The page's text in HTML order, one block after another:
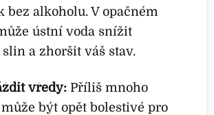
bez alkoholu. V opačném
ústní voda snížit
a zhoršit váš stav.
vředy:Příliš mnoho
být opět bolestivé pro